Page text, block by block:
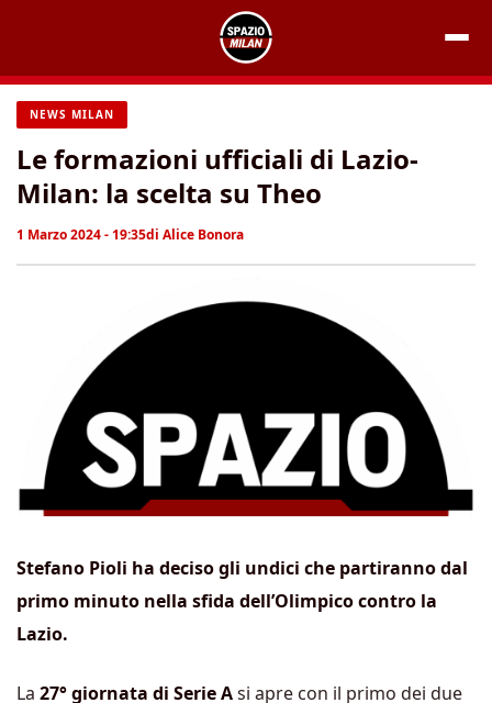
contenuto
NEWS MILAN
Le formazioni ufficiali di Lazio-
Milan: la scelta su Theo
1 Marzo 2024 - 19:35di Alice Bonora
Stefano Pioli ha deciso gli undici che partiranno dal
primo minuto nella sfida dell’Olimpico contro la
Lazio.
La 27° giornata di Serie Asi apre con il primo dei due